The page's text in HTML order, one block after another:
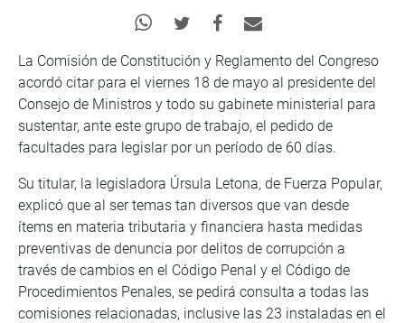
La Comisión de Constitución y Reglamento del Congreso
acordó citar para el viernes 18 de mayo al presidente del
Consejo de Ministros y todo su gabinete ministerial para
sustentar, ante este grupo de trabajo, el pedido de
facultades para legislar por un período de 60 días.
Su titular, la legisladora Úrsula Letona, de Fuerza Popular,
explicó que al ser temas tan diversos que van desde
ítems en materia tributaria y financiera hasta medidas
preventivas de denuncia por delitos de corrupción a
través de cambios en el Código Penal y el Código de
Procedimientos Penales, se pedirá consulta a todas las
comisiones relacionadas, inclusive las 23 instaladas en el